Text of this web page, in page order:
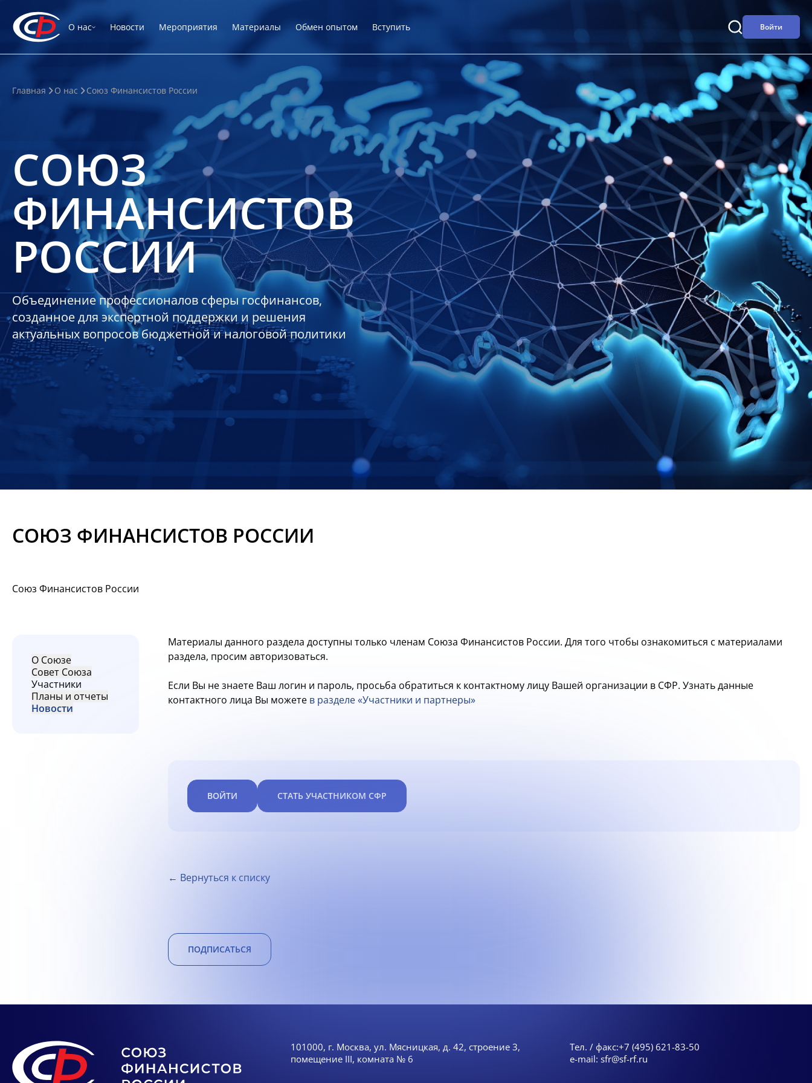
О нас Новости Мероприятия Материалы Обмен опытом Вступить Войти
Главная О нас Союз Финансистов России
СОЮЗ
ФИНАНСИСТОВ
РОССИИ
Объединение профессионалов сферы госфинансов,
созданное для экспертной поддержки и решения
актуальных вопросов бюджетной и налоговой политики
СОЮЗ ФИНАНСИСТОВ РОССИИ
Союз Финансистов России
О Союзе
Совет Союза
Участники
Планы и отчеты
Новости
Материалы данного раздела доступны только членам Союза Финансистов России. Для того чтобы ознакомиться с материалами
раздела, просим авторизоваться.
Если Вы не знаете Ваш логин и пароль, просьба обратиться к контактному лицу Вашей организации в СФР. Узнать данные
контактного лица Вы можете в разделе «Участники и партнеры»
ВОЙТИ СТАТЬ УЧАСТНИКОМ СФР
← Вернуться к списку
ПОДПИСАТЬСЯ
101000, г. Москва, ул. Мясницкая, д. 42, строение 3,
помещение III, комната № 6
Тел. / факс:+7 (495) 621-83-50
e-mail: sfr@sf-rf.ru